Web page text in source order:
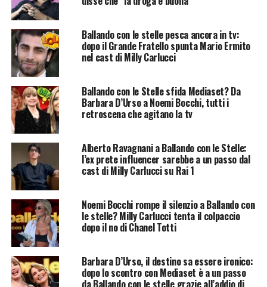
Ballando con le stelle pesca ancora in tv:
dopo il Grande Fratello spunta Mario Ermito
nel cast di Milly Carlucci
Ballando con le Stelle sfida Mediaset? Da
Barbara D’Urso a Noemi Bocchi, tutti i
retroscena che agitano la tv
Alberto Ravagnani a Ballando con le Stelle:
l’ex prete influencer sarebbe a un passo dal
cast di Milly Carlucci su Rai 1
Noemi Bocchi rompe il silenzio a Ballando con
le stelle? Milly Carlucci tenta il colpaccio
dopo il no di Chanel Totti
Barbara D’Urso, il destino sa essere ironico:
dopo lo scontro con Mediaset è a un passo